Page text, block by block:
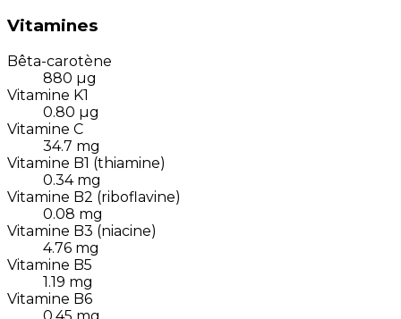
Vitamines
Bêta-carotène
880 µg
Vitamine K1
0.80 µg
Vitamine C
34.7 mg
Vitamine B1 (thiamine)
0.34 mg
Vitamine B2 (riboflavine)
0.08 mg
Vitamine B3 (niacine)
4.76 mg
Vitamine B5
1.19 mg
Vitamine B6